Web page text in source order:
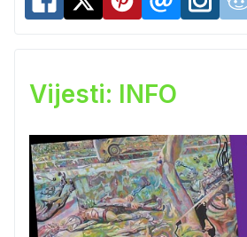
Vijesti: INFO